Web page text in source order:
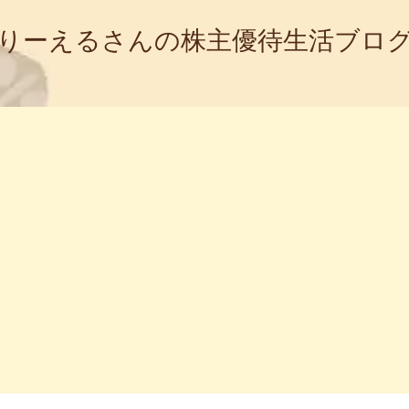
ーえるさんの株主優待生活ブロ